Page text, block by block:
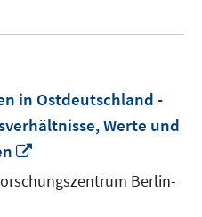
in Ostdeutschland -
Werte und
Fenster
Berlin-